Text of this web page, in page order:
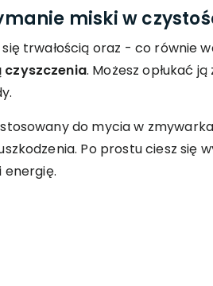
miski w
trwałością oraz - co równie
czyszczenia. Możesz opłukać
do mycia w
Po prostu ciesz się
energię.